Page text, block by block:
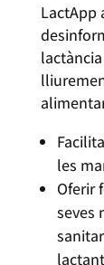
LactApp
les
Oferir
seves